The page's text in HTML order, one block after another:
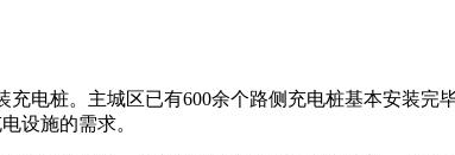
电桩。主城区已有600余个路侧充电桩基本安装完
设施的需求。